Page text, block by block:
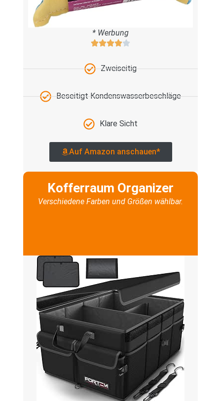
* Werbung
Zweiseitig
Beseitigt Kondenswasserbeschläge
Klare Sicht
Auf Amazon anschauen*
Kofferraum Organizer
Verschiedene Farben und Größen wählbar.